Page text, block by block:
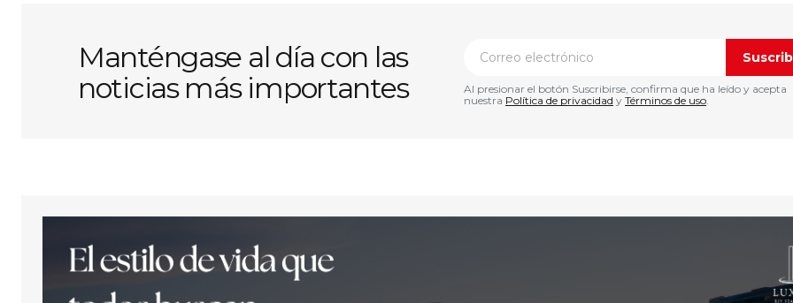
Manténgase al día con las
noticias más importantes
Al presionar el botón Suscribirse, confirma que ha leído y acepta
nuestra Política de privacidad y Términos de uso.